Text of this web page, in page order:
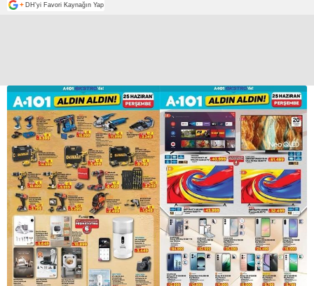
+ DH'yi Favori Kaynağın Yap